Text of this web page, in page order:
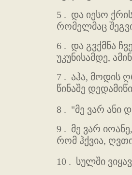
5 . და იესო
რომელმაც
6 . და გვქმნა
უკუნისამდე,
7 . აჰა, მოდის
წინაშე
8 . "მე ვარ ანი
9 . მე ვარ
რომ ჰქვია,
10 . სულში